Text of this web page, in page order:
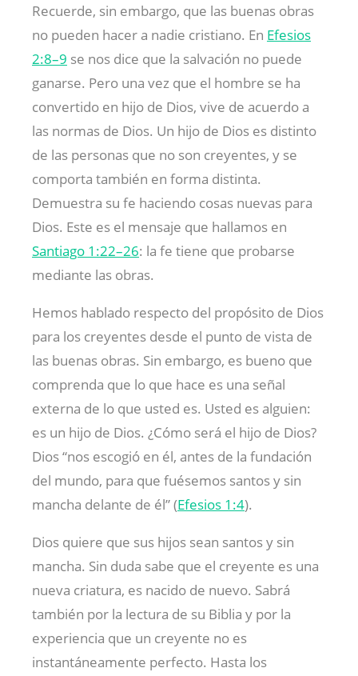
Recuerde, sin embargo, que las buenas obras
no pueden hacer a nadie cristiano. En Efesios
2:8–9 se nos dice que la salvación no puede
ganarse. Pero una vez que el hombre se ha
convertido en hijo de Dios, vive de acuerdo a
las normas de Dios. Un hijo de Dios es distinto
de las personas que no son creyentes, y se
comporta también en forma distinta.
Demuestra su fe haciendo cosas nuevas para
Dios. Este es el mensaje que hallamos en
Santiago 1:22–26: la fe tiene que probarse
mediante las obras.
Hemos hablado respecto del propósito de Dios
para los creyentes desde el punto de vista de
las buenas obras. Sin embargo, es bueno que
comprenda que lo que hace es una señal
externa de lo que usted es. Usted es alguien:
es un hijo de Dios. ¿Cómo será el hijo de Dios?
Dios “nos escogió en él, antes de la fundación
del mundo, para que fuésemos santos y sin
mancha delante de él” (Efesios 1:4).
Dios quiere que sus hijos sean santos y sin
mancha. Sin duda sabe que el creyente es una
nueva criatura, es nacido de nuevo. Sabrá
también por la lectura de su Biblia y por la
experiencia que un creyente no es
instantáneamente perfecto. Hasta los